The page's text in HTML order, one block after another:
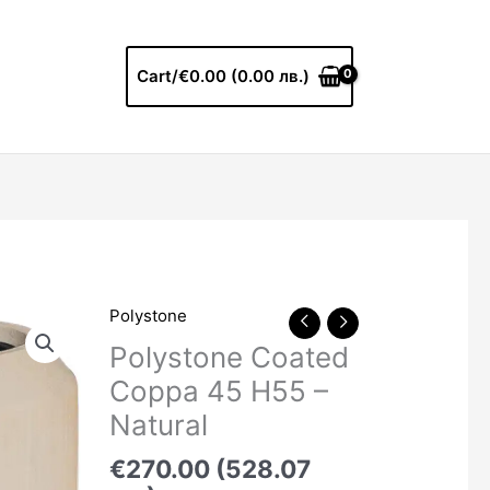
Cart/€0.00 (0.00 лв.)
Polystone
Polystone Coated
Coppa 45 Н55 –
Natural
€270.00 (528.07